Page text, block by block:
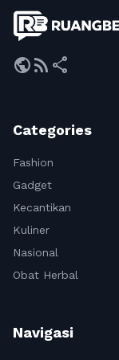
publicrss_feed share
Categories
Fashion
Gadget
Kecantikan
Kuliner
Nasional
Obat Herbal
Navigasi